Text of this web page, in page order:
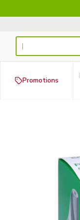
Rechercher
Promotions